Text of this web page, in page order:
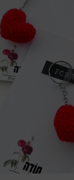
מהירה